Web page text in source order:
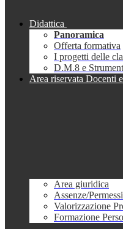
Didattica
Panoramica
Offerta formativa
I progetti delle
D.M.8 e
Area riservata Docenti
Area giuridica
Assenze/
Valorizzazione
Formazione